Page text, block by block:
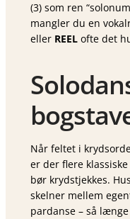
(3) som ren
mangler du en
eller REEL ofte det
Når feltet i
er der flere
bør krydstjekkes.
skelner mellem
pardanse – så